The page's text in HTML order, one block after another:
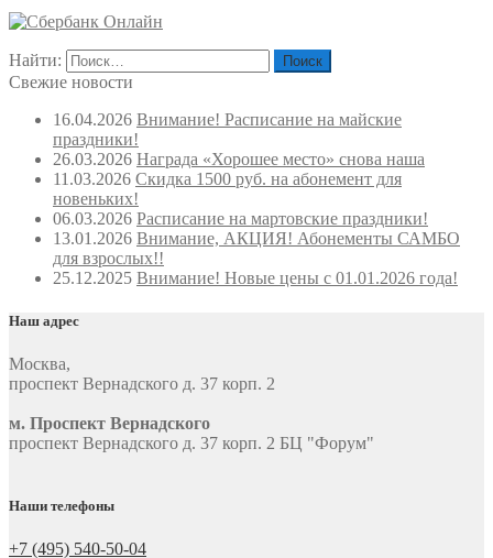
Найти:
Свежие новости
16.04.2026 Внимание! Расписание на майские
праздники!
26.03.2026 Награда «Хорошее место» снова наша
11.03.2026 Скидка 1500 руб. на абонемент для
новеньких!
06.03.2026 Расписание на мартовские праздники!
13.01.2026 Внимание, АКЦИЯ! Абонементы САМБО
для взрослых!!
25.12.2025 Внимание! Новые цены с 01.01.2026 года!
Наш адрес
Москва,
проспект Вернадского д. 37 корп. 2
м. Проспект Вернадского
проспект Вернадского д. 37 корп. 2 БЦ "Форум"
Наши телефоны
+7 (495) 540-50-04